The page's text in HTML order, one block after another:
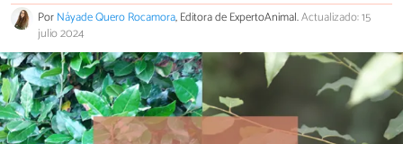
PorNáyade Quero Rocamora, Editora de ExpertoAnimal.Actualizado: 15
julio 2024